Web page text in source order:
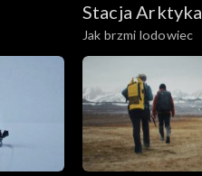
Stacja Arktyka
Jak brzmi lodowiec